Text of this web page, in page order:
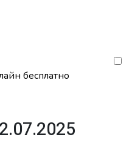
бесплатно